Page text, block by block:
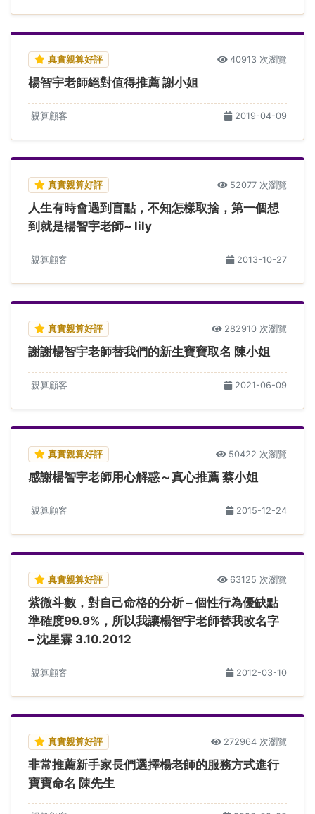
真實親算好評 40913 次瀏覽
楊智宇老師絕對值得推薦 謝小姐
親算顧客 2019-04-09
真實親算好評 52077 次瀏覽
人生有時會遇到盲點，不知怎樣取捨，第一個想
到就是楊智宇老師~ lily
親算顧客 2013-10-27
真實親算好評 282910 次瀏覽
謝謝楊智宇老師替我們的新生寶寶取名 陳小姐
親算顧客 2021-06-09
真實親算好評 50422 次瀏覽
感謝楊智宇老師用心解惑～真心推薦 蔡小姐
親算顧客 2015-12-24
真實親算好評 63125 次瀏覽
紫微斗數，對自己命格的分析 – 個性行為優缺點
準確度99.9%，所以我讓楊智宇老師替我改名字
– 沈星霖 3.10.2012
親算顧客 2012-03-10
真實親算好評 272964 次瀏覽
非常推薦新手家長們選擇楊老師的服務方式進行
寶寶命名 陳先生